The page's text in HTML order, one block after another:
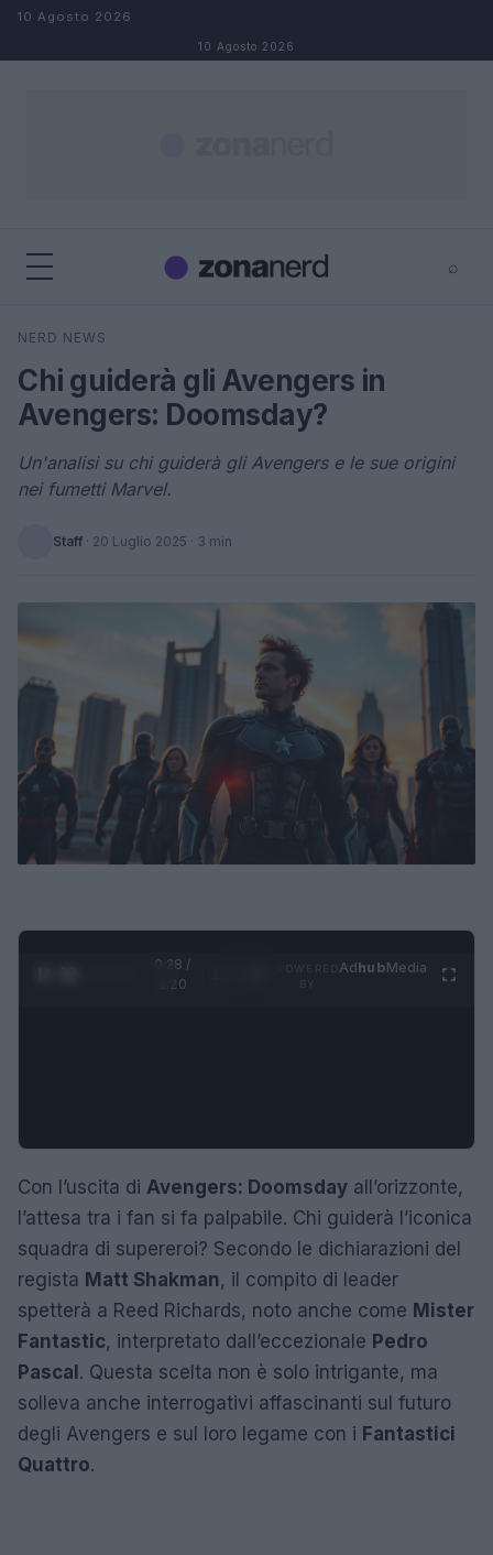
Salta al contenuto
10 Agosto 2026
10 Agosto 2026
⌕
Cerca
NERD NEWS
Chi guiderà gli Avengers in
Avengers: Doomsday?
Un'analisi su chi guiderà gli Avengers e le sue origini
nei fumetti Marvel.
Staff · 20 Luglio 2025 · 3 min
0:29 /
1:20
AdhubMedia
Con l’uscita di Avengers: Doomsday all’orizzonte,
l’attesa tra i fan si fa palpabile. Chi guiderà l’iconica
squadra di supereroi? Secondo le dichiarazioni del
regista Matt Shakman, il compito di leader
spetterà a Reed Richards, noto anche come Mister
Fantastic, interpretato dall’eccezionale Pedro
Pascal. Questa scelta non è solo intrigante, ma
solleva anche interrogativi affascinanti sul futuro
degli Avengers e sul loro legame con i Fantastici
Quattro.